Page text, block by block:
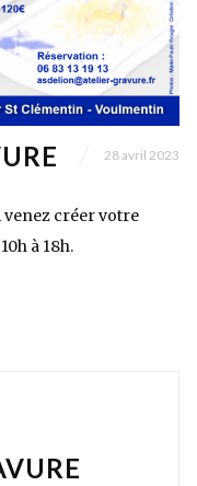
28 avril 2023
venez créer votre
à 18h.